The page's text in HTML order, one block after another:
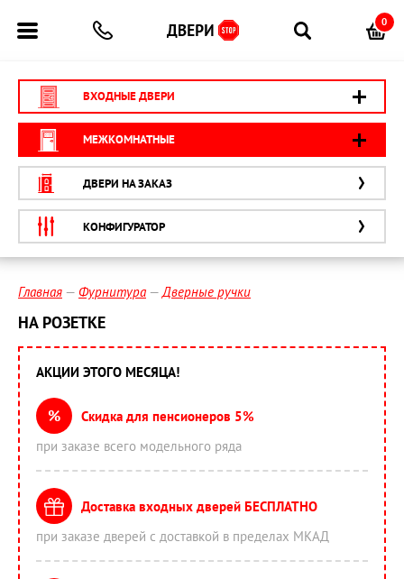
0
ВХОДНЫЕ ДВЕРИ
МЕЖКОМНАТНЫЕ
ДВЕРИ НА ЗАКАЗ
КОНФИГУРАТОР
Главная Фурнитура Дверные ручки
НА РОЗЕТКЕ
АКЦИИ ЭТОГО МЕСЯЦА!
%
Скидка для пенсионеров 5%
при заказе всего модельного ряда
Доставка входных дверей БЕСПЛАТНО
при заказе дверей с доставкой в пределах МКАД